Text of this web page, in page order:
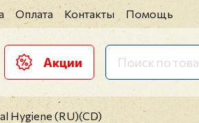
Оплата Контакты Помощь
Акции
Hygiene (RU)(CD)